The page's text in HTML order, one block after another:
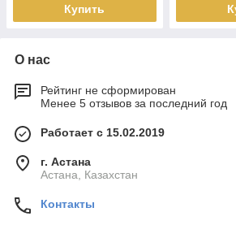
Купить
О нас
Рейтинг не сформирован
Менее 5 отзывов за последний год
Работает с 15.02.2019
г. Астана
Астана, Казахстан
Контакты